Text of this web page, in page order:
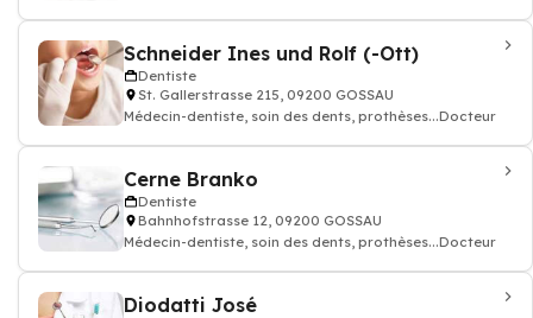
Schneider Ines und Rolf (-Ott)
Dentiste
St. Gallerstrasse 215, 09200 GOSSAU
Médecin-dentiste, soin des dents, prothèses...Docteur
Cerne Branko
Dentiste
Bahnhofstrasse 12, 09200 GOSSAU
Médecin-dentiste, soin des dents, prothèses...Docteur
Diodatti José